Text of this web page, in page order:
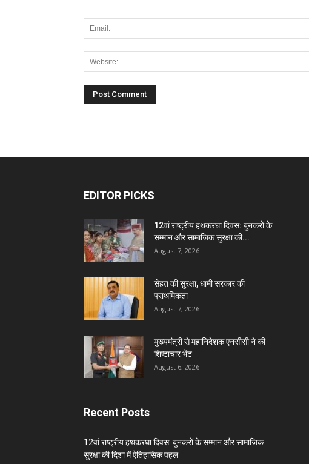
EDITOR PICKS
12वां राष्ट्रीय हथकरघा दिवस: बुनकरों के
सम्मान और सामाजिक सुरक्षा की...
August 7, 2026
सेहत की सुरक्षा, धामी सरकार की
प्राथमिकता
August 7, 2026
मुख्यमंत्री से महानिदेशक एनसीसी ने की
शिष्टाचार भेंट
August 6, 2026
Recent Posts
12वां राष्ट्रीय हथकरघा दिवस: बुनकरों के सम्मान और सामाजिक
सुरक्षा की दिशा में ऐतिहासिक पहल